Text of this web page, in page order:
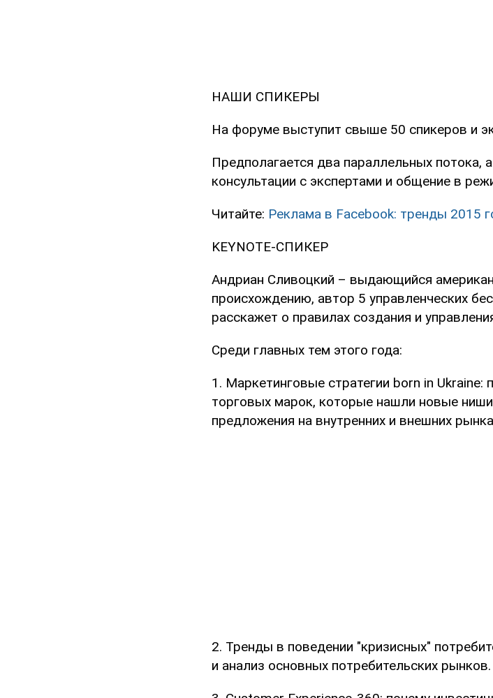
НАШИ СПИКЕРЫ
На форуме выступит свыше 50 спикеров и
Предполагается два параллельных потока,
консультации с экспертами и общение в
Читайте: Реклама в Facebook: тренды 2015
KEYNOTE-СПИКЕР
Андриан Сливоцкий – выдающийся
происхождению, автор 5 управленческих
расскажет о правилах создания и
Среди главных тем этого года:
1. Маркетинговые стратегии born in Ukraine:
торговых марок, которые нашли новые
предложения на внутренних и внешних
2. Тренды в поведении "кризисных"
и анализ основных потребительских рынков.